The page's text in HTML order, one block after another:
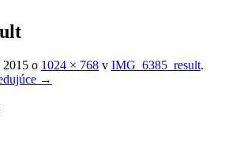
2015 o 1024 × 768 v IMG_6385_result.
→